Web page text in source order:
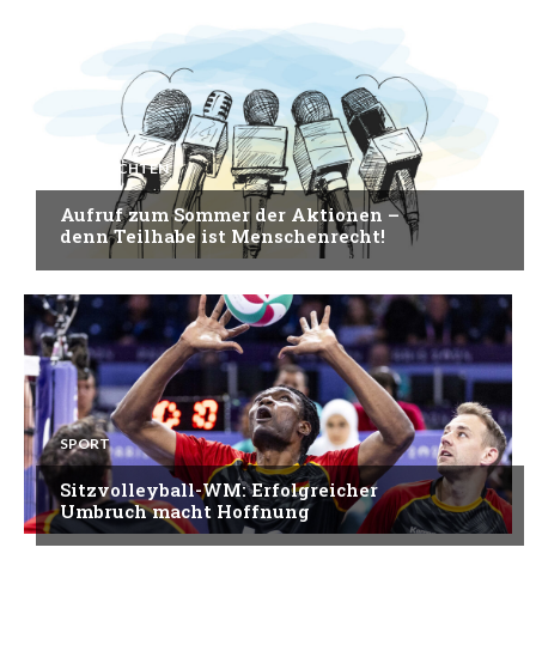
NACHRICHTEN
Aufruf zum Sommer der Aktionen –
denn Teilhabe ist Menschenrecht!
SPORT
Sitzvolleyball-WM: Erfolgreicher
Umbruch macht Hoffnung